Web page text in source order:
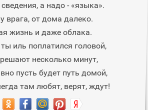
а надо - «языка».
врага, от дома далеко.
жизнь и даже облака.
иль поплатился головой,
несколько минут,
пусть будет путь домой,
там любят, верят, ждут!